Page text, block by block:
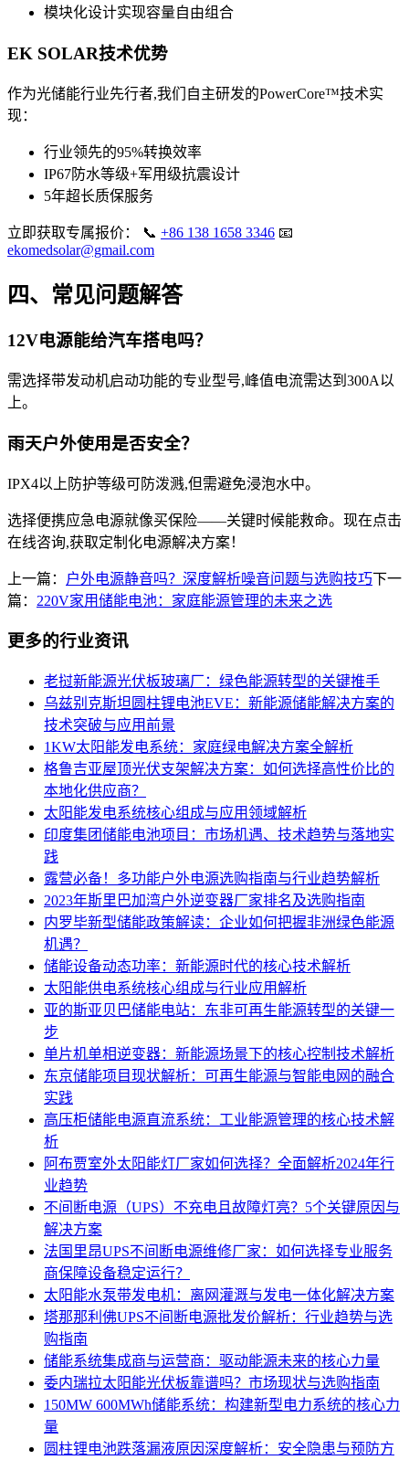
模块化设计实现容量自由组合
EK SOLAR技术优势
作为光储能行业先行者,我们自主研发的PowerCore™技术实
现：
行业领先的95%转换效率
IP67防水等级+军用级抗震设计
5年超长质保服务
立即获取专属报价： 📞 +86 138 1658 3346 📧
ekomedsolar@gmail.com
四、常见问题解答
12V电源能给汽车搭电吗？
需选择带发动机启动功能的专业型号,峰值电流需达到300A以
上。
雨天户外使用是否安全？
IPX4以上防护等级可防泼溅,但需避免浸泡水中。
选择便携应急电源就像买保险——关键时候能救命。现在点击
在线咨询,获取定制化电源解决方案！
上一篇： 户外电源静音吗？深度解析噪音问题与选购技巧下一
篇： 220V家用储能电池：家庭能源管理的未来之选
更多的行业资讯
老挝新能源光伏板玻璃厂：绿色能源转型的关键推手
乌兹别克斯坦圆柱锂电池EVE：新能源储能解决方案的
技术突破与应用前景
1KW太阳能发电系统：家庭绿电解决方案全解析
格鲁吉亚屋顶光伏支架解决方案：如何选择高性价比的
本地化供应商？
太阳能发电系统核心组成与应用领域解析
印度集团储能电池项目：市场机遇、技术趋势与落地实
践
露营必备！多功能户外电源选购指南与行业趋势解析
2023年斯里巴加湾户外逆变器厂家排名及选购指南
内罗毕新型储能政策解读：企业如何把握非洲绿色能源
机遇？
储能设备动态功率：新能源时代的核心技术解析
太阳能供电系统核心组成与行业应用解析
亚的斯亚贝巴储能电站：东非可再生能源转型的关键一
步
单片机单相逆变器：新能源场景下的核心控制技术解析
东京储能项目现状解析：可再生能源与智能电网的融合
实践
高压柜储能电源直流系统：工业能源管理的核心技术解
析
阿布贾室外太阳能灯厂家如何选择？全面解析2024年行
业趋势
不间断电源（UPS）不充电且故障灯亮？5个关键原因与
解决方案
法国里昂UPS不间断电源维修厂家：如何选择专业服务
商保障设备稳定运行？
太阳能水泵带发电机：离网灌溉与发电一体化解决方案
塔那那利佛UPS不间断电源批发价解析：行业趋势与选
购指南
储能系统集成商与运营商：驱动能源未来的核心力量
委内瑞拉太阳能光伏板靠谱吗？市场现状与选购指南
150MW 600MWh储能系统：构建新型电力系统的核心力
量
圆柱锂电池跌落漏液原因深度解析：安全隐患与预防方